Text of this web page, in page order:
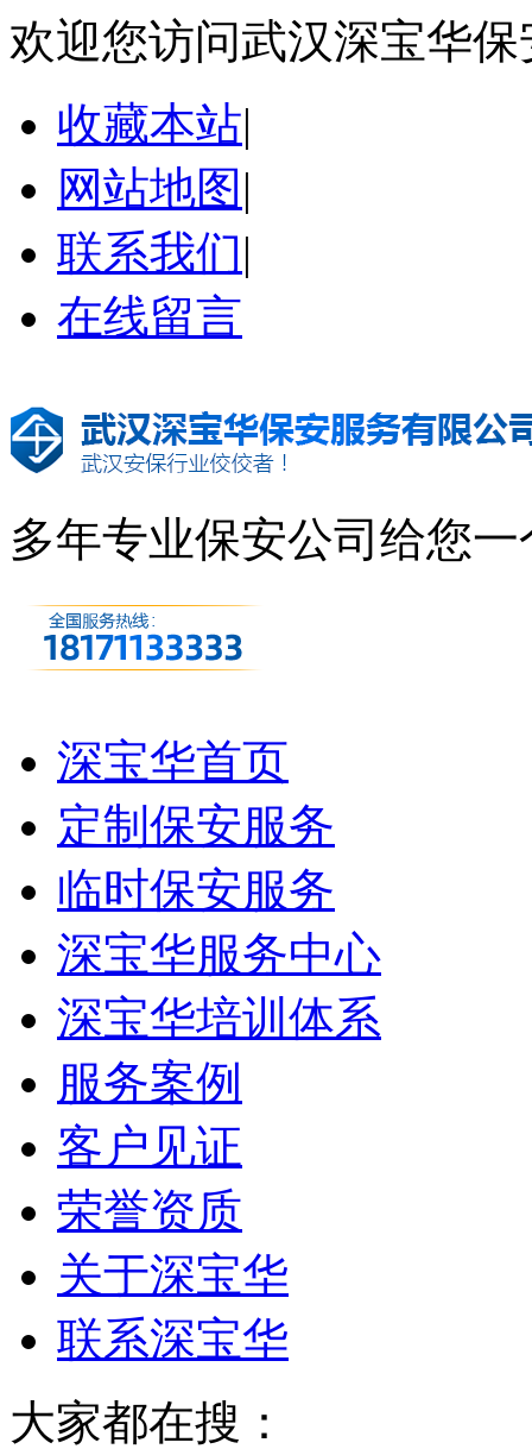
欢迎您访问武汉深宝华
收藏本站|
网站地图 |
联系我们|
在线留言
多年专业保安公司 给您一
深宝华首页
定制保安服务
临时保安服务
深宝华服务中心
深宝华培训体系
服务案例
客户见证
荣誉资质
关于深宝华
联系深宝华
大家都在搜：